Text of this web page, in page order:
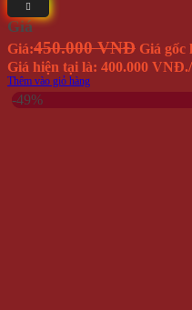
Giá
Giá:450.000 VNĐ Giá gốc
Giá hiện tại là: 400.000 VNĐ.
Thêm vào giỏ hàng
-49%